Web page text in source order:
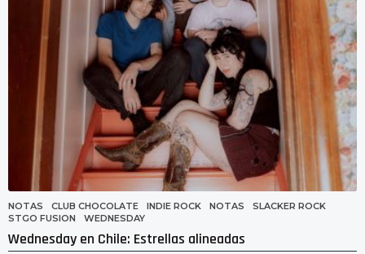
a
g
o
NOTAS CLUB CHOCOLATE ,INDIE ROCK ,NOTAS ,SLACKER ROCK
STGO FUSION
,WEDNESDAY
Wednesday en Chile: Estrellas alineadas